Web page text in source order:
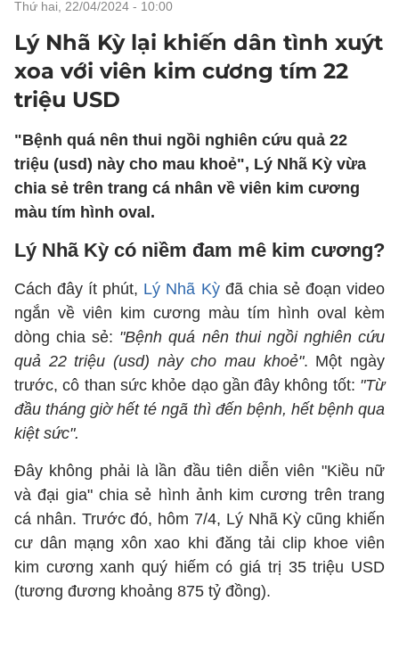
thứ hai, 22/04/2024 - 10:00
Lý Nhã Kỳ lại khiến dân tình xuýt
xoa với viên kim cương tím 22
triệu USD
"Bệnh quá nên thui ngồi nghiên cứu quả 22
triệu (usd) này cho mau khoẻ", Lý Nhã Kỳ vừa
chia sẻ trên trang cá nhân về viên kim cương
màu tím hình oval.
Lý Nhã Kỳ có niềm đam mê kim cương?
Cách đây ít phút, Lý Nhã Kỳđã chia sẻ đoạn video
ngắn về viên kim cương màu tím hình oval kèm
dòng chia sẻ: "Bệnh quá nên thui ngồi nghiên cứu
quả 22 triệu (usd) này cho mau khoẻ". Một ngày
trước, cô than sức khỏe dạo gần đây không tốt: "Từ
đầu tháng giờ hết té ngã thì đến bệnh, hết bệnh qua
kiệt sức".
Đây không phải là lần đầu tiên diễn viên "Kiều nữ
và đại gia" chia sẻ hình ảnh kim cương trên trang
cá nhân. Trước đó, hôm 7/4, Lý Nhã Kỳ cũng khiến
cư dân mạng xôn xao khi đăng tải clip khoe viên
kim cương xanh quý hiếm có giá trị 35 triệu USD
(tương đương khoảng 875 tỷ đồng).